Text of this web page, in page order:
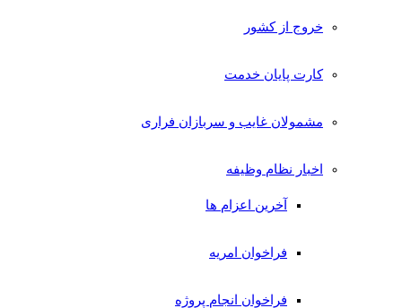
خروج از کشور
کارت پایان خدمت
مشمولان غایب و سربازان فراری
اخبار نظام وظیفه
آخرین اعزام ها
فراخوان امریه
فراخوان انجام پروژه